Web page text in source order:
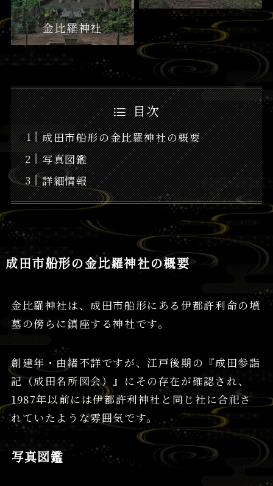
金比羅神社
目次
成田市船形の金比羅神社の概要
写真図鑑
詳細情報
成田市船形の金比羅神社の概要
金比羅神社は、成田市船形にある伊都許利命の墳
墓の傍らに鎮座する神社です。
創建年・由緒不詳ですが、江戸後期の『成田参詣
記（成田名所図会）』にその存在が確認され、
1987年以前には伊都許利神社と同じ社に合祀さ
れていたような雰囲気です。
写真図鑑